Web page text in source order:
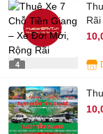
4
Rãi